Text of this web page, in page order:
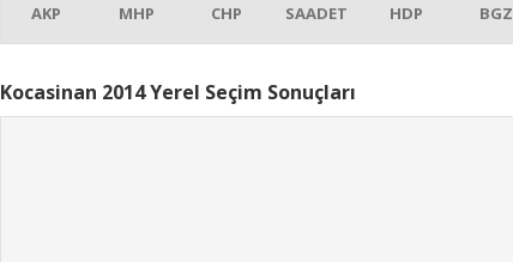
AKP MHP CHP SAADET HDP BGZ
Kocasinan 2014 Yerel Seçim Sonuçları